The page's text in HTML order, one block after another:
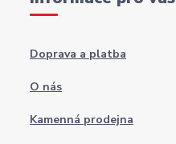
Doprava a platba
O nás
Kamenná prodejna